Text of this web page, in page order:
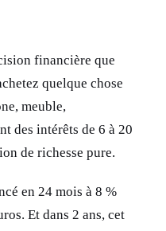
financière que
quelque chose
meuble,
des intérêts de 6 à 20
de richesse pure.
en 24 mois à 8 %
Et dans 2 ans, cet